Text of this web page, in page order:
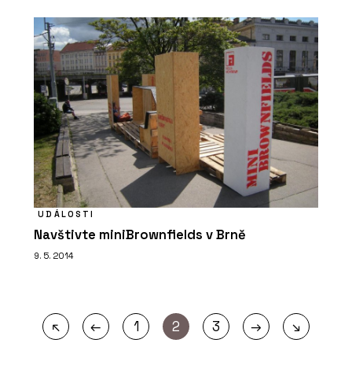
UDÁLOSTI
Navštivte miniBrownfields v Brně
9. 5. 2014
↖ ← 1 2 3 → ↘